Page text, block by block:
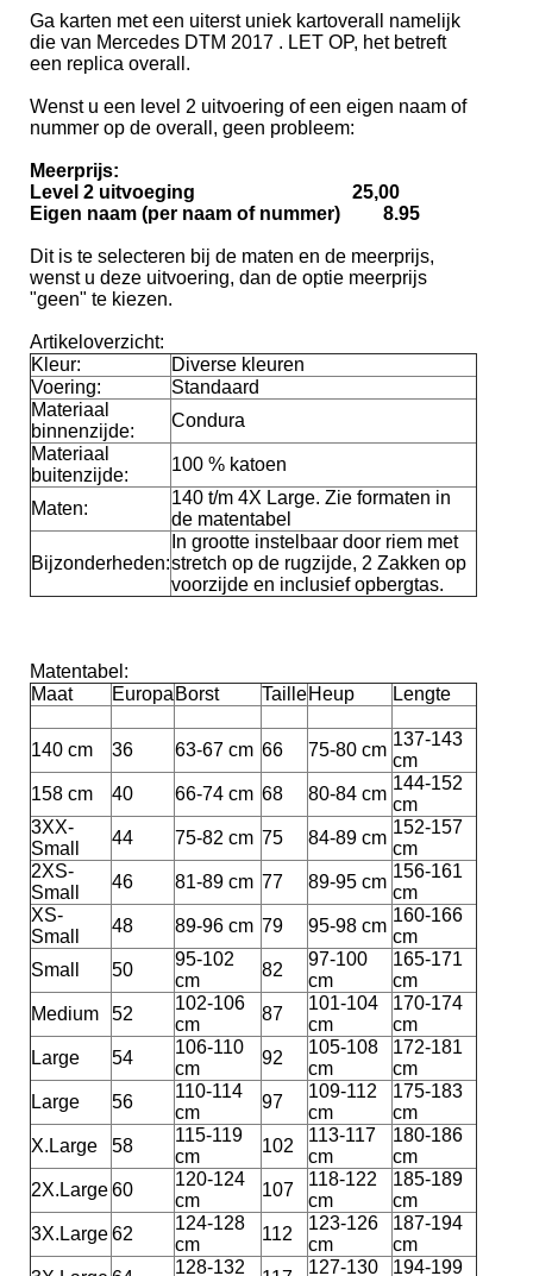
Ga karten met een uiterst uniek kartoverall namelijk
die van Mercedes DTM 2017 . LET OP, het betreft
een replica overall.
Wenst u een level 2 uitvoering of een eigen naam of
nummer op de overall, geen probleem:
Meerprijs:
Level 2 uitvoeging 25,00
Eigen naam (per naam of nummer) 8.95
Dit is te selecteren bij de maten en de meerprijs,
wenst u deze uitvoering, dan de optie meerprijs
"geen" te kiezen.
Artikeloverzicht:
Kleur:
Diverse kleuren
Voering:
Standaard
Materiaal
binnenzijde:
Condura
Materiaal
buitenzijde:
100 % katoen
Maten:
140 t/m 4X Large. Zie formaten in
de matentabel
Bijzonderheden:
In grootte instelbaar door riem met
stretch op de rugzijde, 2 Zakken op
voorzijde en inclusief opbergtas.
Matentabel:
Maat
Europa Borst TailleHeup Lengte
140 cm 36 63-67 cm 66 75-80 cm
137-143
cm
158 cm
40 66-74 cm 68 80-84 cm
144-152
cm
3XX-
Small
44 75-82 cm 75 84-89 cm
152-157
cm
2XS-
Small
46 81-89 cm 77 89-95 cm
156-161
cm
XS-
Small
48 89-96 cm 79 95-98 cm
160-166
cm
Small
50
95-102
cm
82
97-100
cm
165-171
cm
Medium
52
102-106
cm
87
101-104
cm
170-174
cm
Large
54
106-110
cm
92
105-108
cm
172-181
cm
Large
56
110-114
cm
97
109-112
cm
175-183
cm
X.Large
58
115-119
cm
102
113-117
cm
180-186
cm
2X.Large60
120-124
cm
107
118-122
cm
185-189
cm
3X.Large62
124-128
cm
112
123-126
cm
187-194
cm
128-132 127-130 194-199